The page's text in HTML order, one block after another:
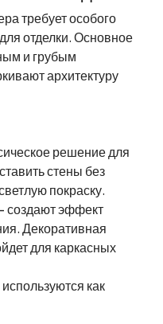
требует особого
отделки. Основное
и грубым
архитектуру
решение для
стены без
покраску.
создают эффект
Декоративная
для каркасных
используются как